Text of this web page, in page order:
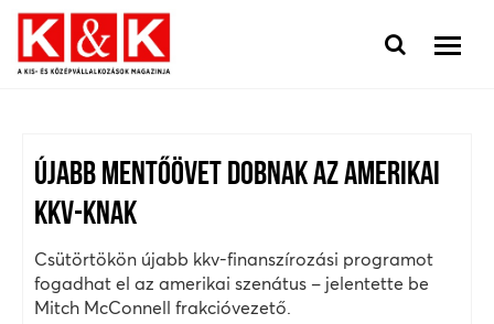
ÚJABB MENTŐÖVET DOBNAK AZ AMERIKAI
KKV-KNAK
Csütörtökön újabb kkv-finanszírozási programot
fogadhat el az amerikai szenátus – jelentette be
Mitch McConnell frakcióvezető.